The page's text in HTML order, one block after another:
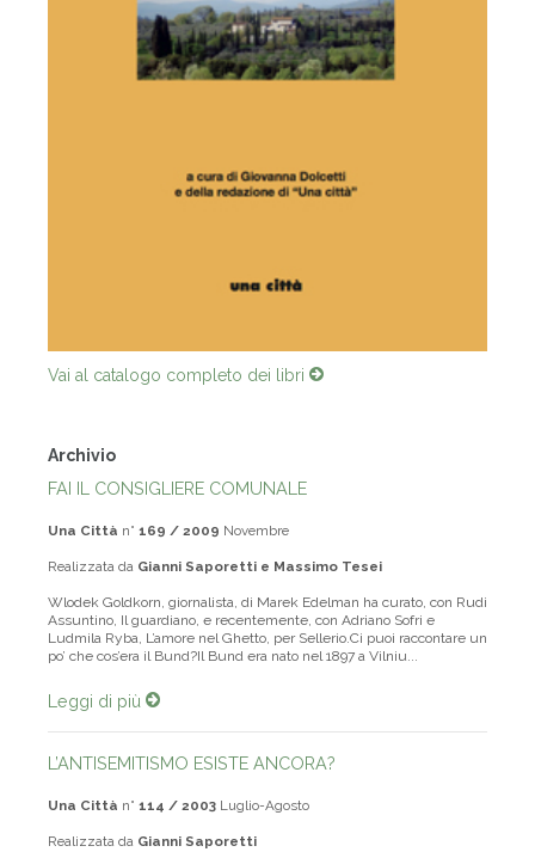
Vai al catalogo completo dei libri
Archivio
FAI IL CONSIGLIERE COMUNALE
Una Città n° 169 / 2009 Novembre
Realizzata da Gianni Saporetti e Massimo Tesei
Wlodek Goldkorn, giornalista, di Marek Edelman ha curato, con Rudi
Assuntino, Il guardiano, e recentemente, con Adriano Sofri e
Ludmila Ryba, L’amore nel Ghetto, per Sellerio.Ci puoi raccontare un
po’ che cos’era il Bund?Il Bund era nato nel 1897 a Vilniu...
Leggi di più
L’ANTISEMITISMO ESISTE ANCORA?
Una Città n° 114 / 2003 Luglio-Agosto
Realizzata da Gianni Saporetti